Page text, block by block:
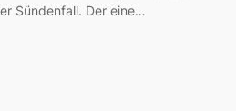
Sündenfall. Der eine…